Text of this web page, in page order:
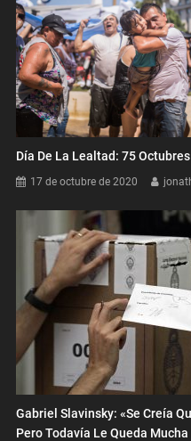
Día De La Lealtad: 75 Octubres
17 de octubre de 2020
Gabriel Slavinsky: «Se Creía
Pero Todavía Le Queda Mucha